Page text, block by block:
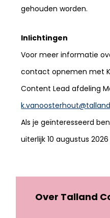
gehouden worden.
Inlichtingen
Voor meer informatie
contact opnemen met
Content Lead afdeling
Als je geïnteresseerd
uiterlijk 10 augustus
Over Talland